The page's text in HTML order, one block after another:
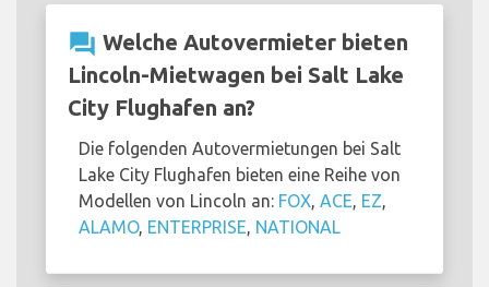
question_answer Welche Autovermieter bieten
Lincoln-Mietwagen bei Salt Lake
City Flughafen an?
Die folgenden Autovermietungen bei Salt
Lake City Flughafen bieten eine Reihe von
Modellen von Lincoln an: FOX, ACE, EZ,
ALAMO, ENTERPRISE, NATIONAL